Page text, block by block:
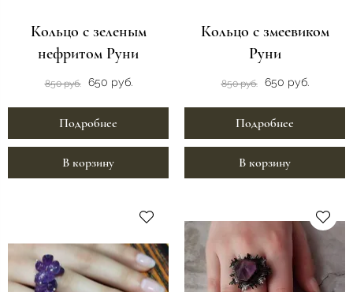
Кольцо с зеленым
нефритом Руни
850 руб. 650 руб.
Подробнее
В корзину
Кольцо с змеевиком
Руни
850 руб. 650 руб.
Подробнее
В корзину